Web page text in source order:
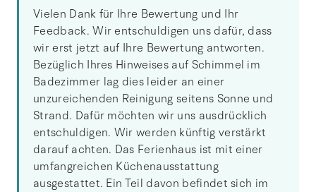
Vielen Dank für Ihre Bewertung und Ihr
Feedback. Wir entschuldigen uns dafür, dass
wir erst jetzt auf Ihre Bewertung antworten.
Bezüglich Ihres Hinweises auf Schimmel im
Badezimmer lag dies leider an einer
unzureichenden Reinigung seitens Sonne und
Strand. Dafür möchten wir uns ausdrücklich
entschuldigen. Wir werden künftig verstärkt
darauf achten. Das Ferienhaus ist mit einer
umfangreichen Küchenausstattung
ausgestattet. Ein Teil davon befindet sich im